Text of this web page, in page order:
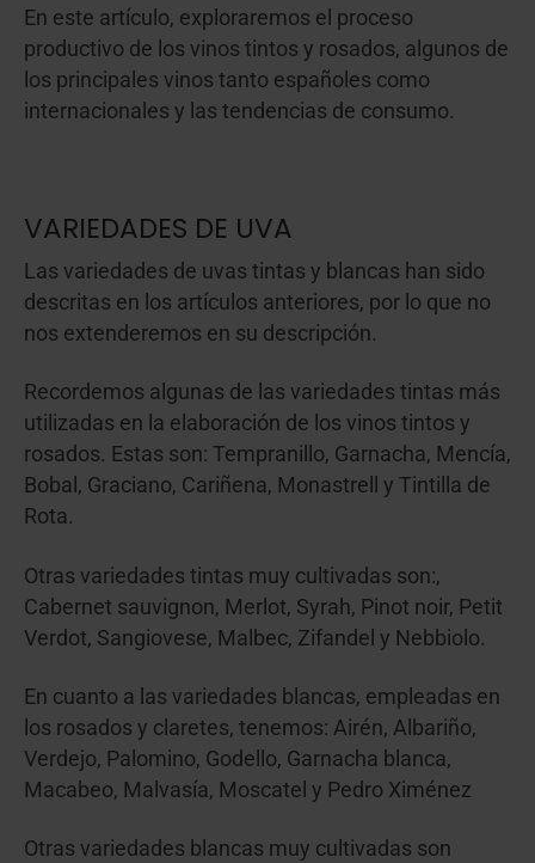
En este artículo, exploraremos el proceso
productivo de los vinos tintos y rosados, algunos de
los principales vinos tanto españoles como
internacionales y las tendencias de consumo.
VARIEDADES DE UVA
Las variedades de uvas tintas y blancas han sido
descritas en los artículos anteriores, por lo que no
nos extenderemos en su descripción.
Recordemos algunas de las variedades tintas más
utilizadas en la elaboración de los vinos tintos y
rosados. Estas son: Tempranillo, Garnacha, Mencía,
Bobal, Graciano, Cariñena, Monastrell y Tintilla de
Rota.
Otras variedades tintas muy cultivadas son:,
Cabernet sauvignon, Merlot, Syrah, Pinot noir, Petit
Verdot, Sangiovese, Malbec, Zifandel y Nebbiolo.
En cuanto a las variedades blancas, empleadas en
los rosados y claretes, tenemos: Airén, Albariño,
Verdejo, Palomino, Godello, Garnacha blanca,
Macabeo, Malvasía, Moscatel y Pedro Ximénez
Otras variedades blancas muy cultivadas son